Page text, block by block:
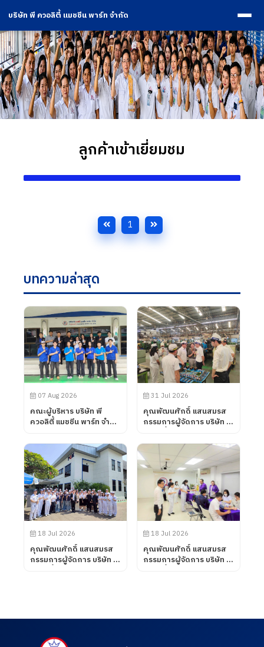
บริษัท พี ควอลิตี้ แมชชีน พาร์ท จำกัด
ลูกค้าเข้าเยี่ยมชม
1
บทความล่าสุด
07 Aug 2026
คณะผู้บริหาร บริษัท พี
ควอลิตี้ แมชชีน พาร์ท จำกัด
วิทยาลัยการอาชีพโนน
ดินแดง จังหวัดบุรีรัมย์ เข้า
นิเทศการฝึกอาชีพของ
นักศึกษา เมื่อวันที่ 7
สิงหาคม 2569
31 Jul 2026
คุณพัฒนศักดิ์ แสนสมรส
กรรมการผู้จัดการ บริษัท พี
ได้ต้อนรับลูกค้าจาก บริษัท
UNIVANCE
CORPORATION โดยทาง
บริษัท พี ควอลิตี้ แมชชีน
พาร์ท จำกัด ได้นำเสนอ
ผลิตภัณฑ์ต่าง ๆ รวมถึง
การเข้าเยี่ยมชมกระบวนการ
ผลิตในส่วนของโรงงาน และ
ห้องปฏิบัติการทดสอบ เมื่อ
วันที่ 31 กรกฎาคม 2569
18 Jul 2026
คุณพัฒนศักดิ์ แสนสมรส
กรรมการผู้จัดการ บริษัท พี
สาขาวิศวกรรมการผลิต
18 Jul 2026
คุณพัฒนศักดิ์ แสนสมรส
กรรมการผู้จัดการ บริษัท พี